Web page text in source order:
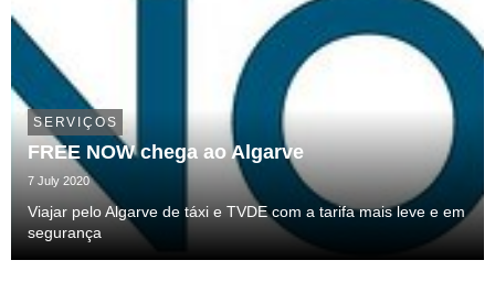
SERVIÇOS
FREE NOW chega ao Algarve
7 July 2020
Viajar pelo Algarve de táxi e TVDE com a tarifa mais leve e em
segurança